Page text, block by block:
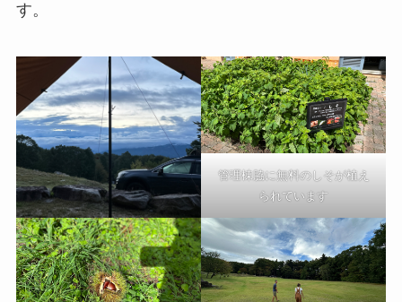
す。
管理棟脇に無料のしそが植え
られています